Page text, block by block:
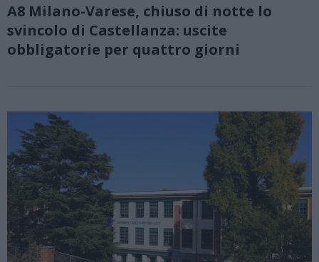
A8 Milano-Varese, chiuso di notte lo
svincolo di Castellanza: uscite
obbligatorie per quattro giorni